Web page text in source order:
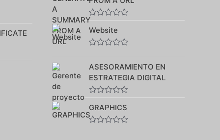
5
0
sur
5
Website
sur
5
ASESORAMIENTO EN
ESTRATEGIA DIGITAL
0
sur
5
GRAPHICS